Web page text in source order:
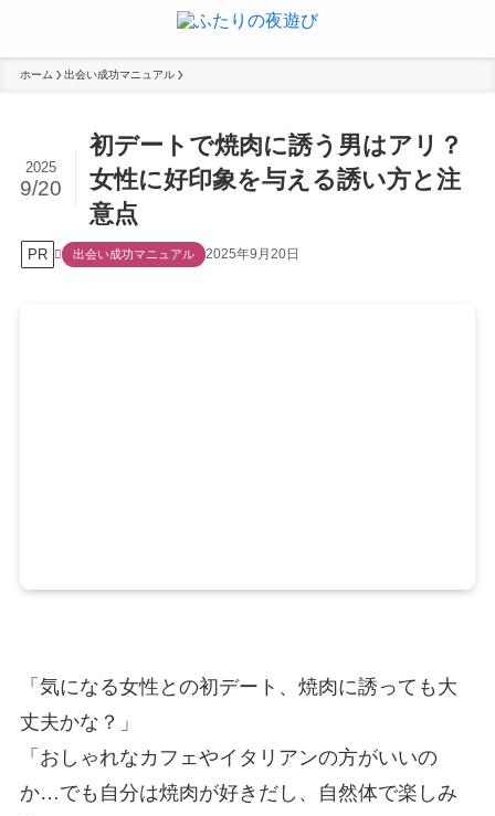
ホーム 出会い成功マニュアル
初デートで焼肉に誘う男はアリ？
女性に好印象を与える誘い方と注
意点
2025
9/20
PR 出会い成功マニュアル 2025年9月20日
「気になる女性との初デート、焼肉に誘っても大
丈夫かな？」
「おしゃれなカフェやイタリアンの方がいいの
か…でも自分は焼肉が好きだし、自然体で楽しみ